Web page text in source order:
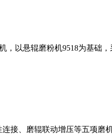
以悬辊磨粉机9518为基础
接、磨辊联动增压等五项磨